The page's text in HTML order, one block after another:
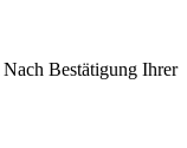
Nach Bestätigung Ihrer